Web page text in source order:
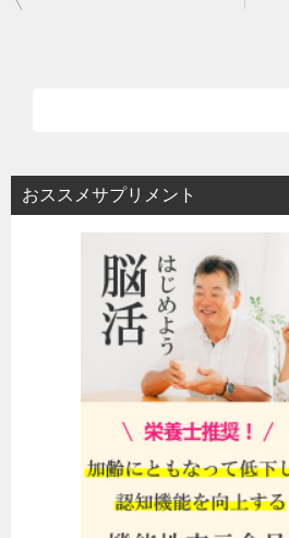
シ
おススメサプリメント